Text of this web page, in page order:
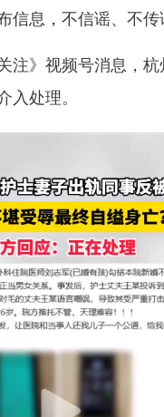
信息，不信谣、不传
》视频号消息，杭
入处理。